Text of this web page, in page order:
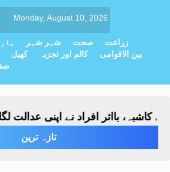
Monday, August 10, 2026
شہر شہر صحت
زراعت
کھیل کالم اور تجزیہ
بین الاقوامی
بااثر افراد نے اپنی عدالت لگالی،
تازہ ترین